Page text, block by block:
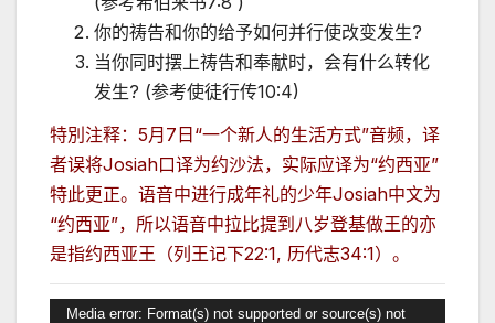
你的祷告和你的给予如何并行使改变发生?
当你同时摆上祷告和奉献时，会有什么转化
发生? (参考使徒行传10:4)
特別注释：5月7日“一个新人的生活方式”音频，译
者误将Josiah口译为约沙法，实际应译为“约西亚”
特此更正。语音中进行成年礼的少年Josiah中文为
“约西亚”，所以语音中拉比提到八岁登基做王的亦
是指约西亚王（列王记下22:1, 历代志34:1）。
Media error: Format(s) not supported or source(s) not